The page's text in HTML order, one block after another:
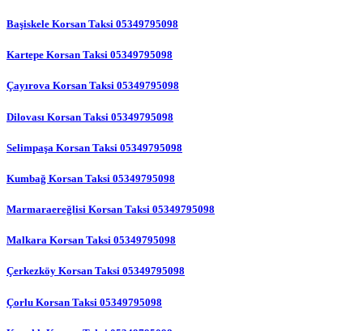
Başiskele Korsan Taksi 05349795098
Kartepe Korsan Taksi 05349795098
Çayırova Korsan Taksi 05349795098
Dilovası Korsan Taksi 05349795098
Selimpaşa Korsan Taksi 05349795098
Kumbağ Korsan Taksi 05349795098
Marmaraereğlisi Korsan Taksi 05349795098
Malkara Korsan Taksi 05349795098
Çerkezköy Korsan Taksi 05349795098
Çorlu Korsan Taksi 05349795098